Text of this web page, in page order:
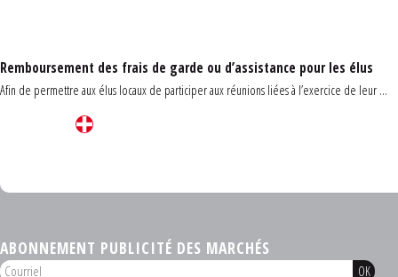
Remboursement des frais de garde ou d’assistance pour les élus
Afin de permettre aux élus locaux de participer aux réunions liées à l’exercice de leur ...
ABONNEMENT PUBLICITÉ DES MARCHÉS